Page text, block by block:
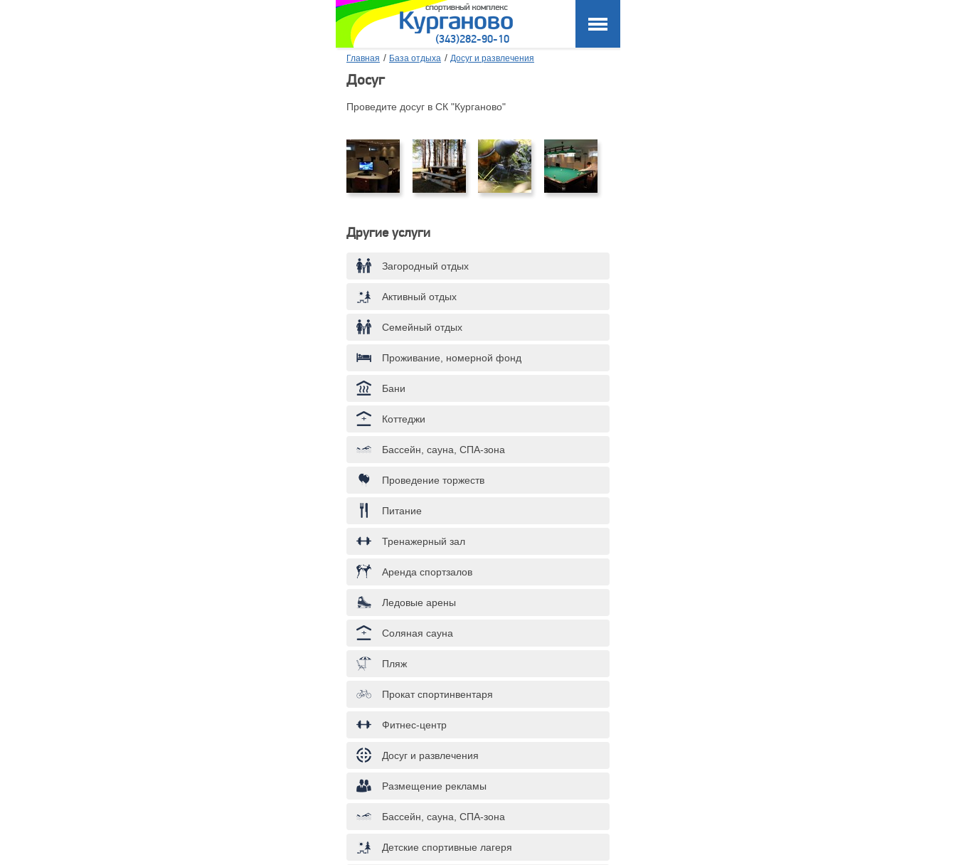
(343)282-90-10
Главная / База отдыха / Досуг и развлечения
Досуг
Проведите досуг в СК "Курганово"
Другие услуги
Загородный отдых
Активный отдых
Семейный отдых
Проживание, номерной фонд
Бани
Коттеджи
Бассейн, сауна, СПА-зона
Проведение торжеств
Питание
Тренажерный зал
Аренда спортзалов
Ледовые арены
Соляная сауна
Пляж
Прокат спортинвентаря
Фитнес-центр
Досуг и развлечения
Размещение рекламы
Бассейн, сауна, СПА-зона
Детские спортивные лагеря